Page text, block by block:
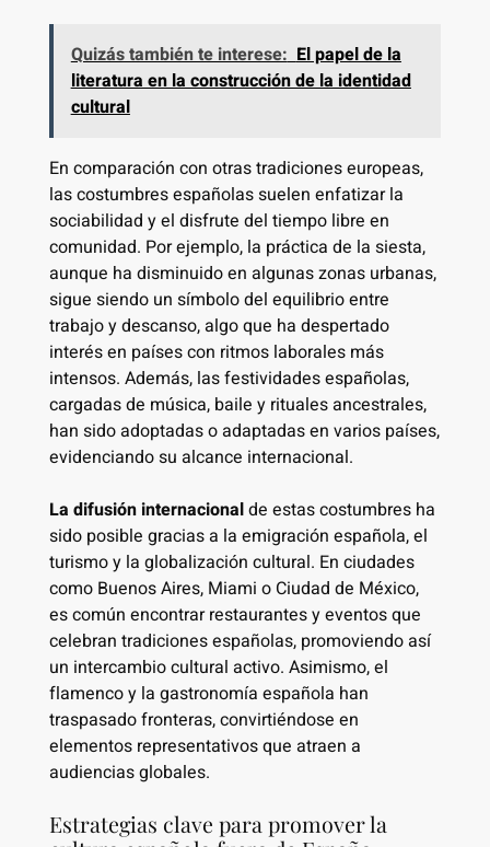
Quizás también te interese: El papel de la
literatura en la construcción de la identidad
cultural
En comparación con otras tradiciones europeas,
las costumbres españolas suelen enfatizar la
sociabilidad y el disfrute del tiempo libre en
comunidad. Por ejemplo, la práctica de la siesta,
aunque ha disminuido en algunas zonas urbanas,
sigue siendo un símbolo del equilibrio entre
trabajo y descanso, algo que ha despertado
interés en países con ritmos laborales más
intensos. Además, las festividades españolas,
cargadas de música, baile y rituales ancestrales,
han sido adoptadas o adaptadas en varios países,
evidenciando su alcance internacional.
La difusión internacionalde estas costumbres ha
sido posible gracias a la emigración española, el
turismo y la globalización cultural. En ciudades
como Buenos Aires, Miami o Ciudad de México,
es común encontrar restaurantes y eventos que
celebran tradiciones españolas, promoviendo así
un intercambio cultural activo. Asimismo, el
flamenco y la gastronomía española han
traspasado fronteras, convirtiéndose en
elementos representativos que atraen a
audiencias globales.
Estrategias clave para promover la